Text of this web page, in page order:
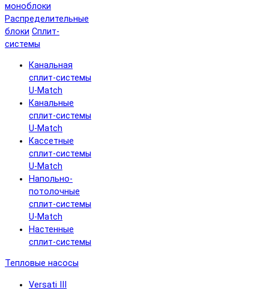
моноблоки
Распределительные
блоки Сплит-
системы
Канальная
сплит-системы
U-Match
Канальные
сплит-системы
U-Match
Кассетные
сплит-системы
U-Match
Напольно-
потолочные
сплит-системы
U-Match
Настенные
сплит-системы
Тепловые насосы
Versati III